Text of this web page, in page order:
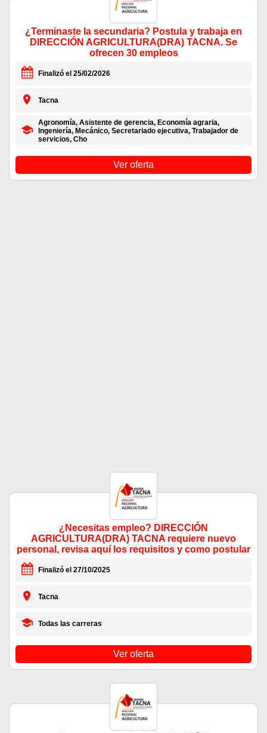
¿Terminaste la secundaria? Postula y trabaja en
DIRECCIÓN AGRICULTURA(DRA) TACNA. Se
ofrecen 30 empleos
Finalizó el 25/02/2026
Tacna
Agronomía, Asistente de gerencia, Economía agraria,
Ingeniería, Mecánico, Secretariado ejecutiva, Trabajador de
servicios, Cho
Ver oferta
¿Necesitas empleo? DIRECCIÓN
AGRICULTURA(DRA) TACNA requiere nuevo
personal, revisa aquí los requisitos y como postular
Finalizó el 27/10/2025
Tacna
Todas las carreras
Ver oferta